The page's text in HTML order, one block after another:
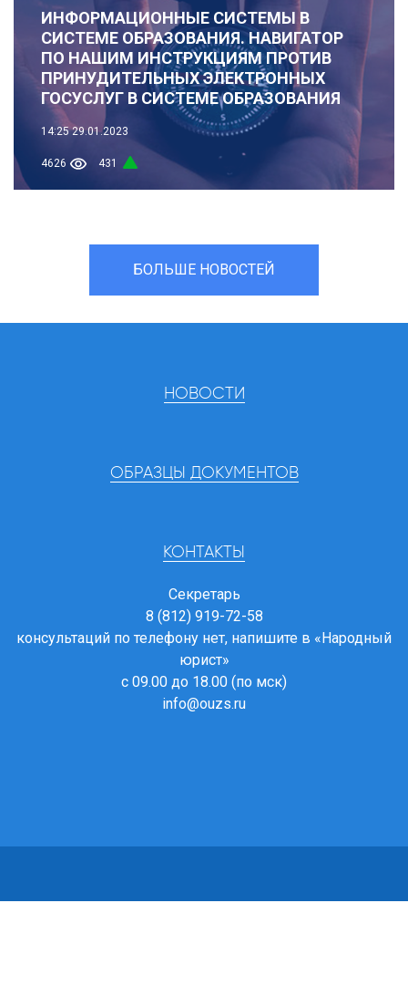
ИНФОРМАЦИОННЫЕ СИСТЕМЫ В
СИСТЕМЕ ОБРАЗОВАНИЯ. НАВИГАТОР
ПО НАШИМ ИНСТРУКЦИЯМ ПРОТИВ
ПРИНУДИТЕЛЬНЫХ ЭЛЕКТРОННЫХ
ГОСУСЛУГ В СИСТЕМЕ ОБРАЗОВАНИЯ
14:25 29.01.2023
4626 431
БОЛЬШЕ НОВОСТЕЙ
НОВОСТИ
ОБРАЗЦЫ ДОКУМЕНТОВ
КОНТАКТЫ
Секретарь
8 (812) 919-72-58
консультаций по телефону нет, напишите в «Народный
юрист»
с 09.00 до 18.00 (по мск)
info@ouzs.ru